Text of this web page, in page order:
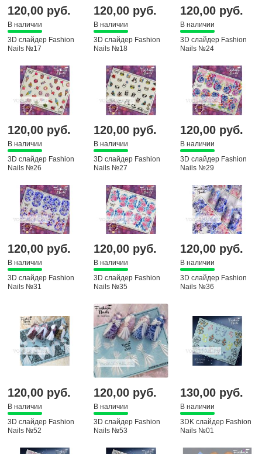
120,00 руб.
В наличии
3D слайдер Fashion
Nails №17
120,00 руб.
В наличии
3D слайдер Fashion
Nails №18
120,00 руб.
В наличии
3D слайдер Fashion
Nails №24
120,00 руб.
В наличии
3D слайдер Fashion
Nails №26
120,00 руб.
В наличии
3D слайдер Fashion
Nails №27
120,00 руб.
В наличии
3D слайдер Fashion
Nails №29
120,00 руб.
В наличии
3D слайдер Fashion
Nails №31
120,00 руб.
В наличии
3D слайдер Fashion
Nails №35
120,00 руб.
В наличии
3D слайдер Fashion
Nails №36
120,00 руб.
В наличии
3D слайдер Fashion
Nails №52
120,00 руб.
В наличии
3D слайдер Fashion
Nails №53
130,00 руб.
В наличии
3DK слайдер Fashion
Nails №01